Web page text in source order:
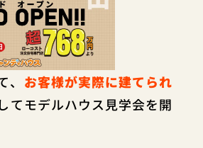
お客様が実際に建てられ
てモデルハウス見学会を開